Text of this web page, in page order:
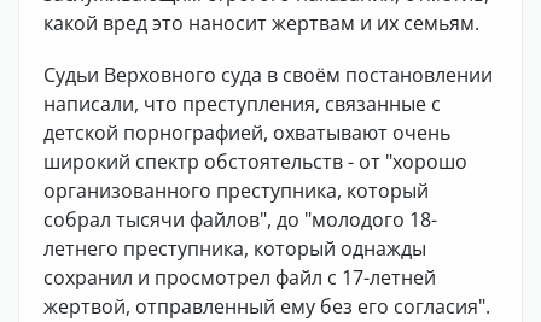
какой вред это наносит жертвам и их семьям.
Судьи Верховного суда в своём постановлении
написали, что преступления, связанные с
детской порнографией, охватывают очень
широкий спектр обстоятельств - от "хорошо
организованного преступника, который
собрал тысячи файлов", до "молодого 18-
летнего преступника, который однажды
сохранил и просмотрел файл с 17-летней
жертвой, отправленный ему без его согласия".